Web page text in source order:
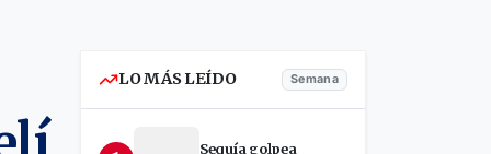
LO MÁS LEÍDO Semana
Sequía golpea